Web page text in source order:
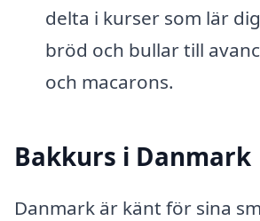
delta i kurser som lär
bröd och bullar till
och macarons.
Bakkurs i Danmark
Danmark är känt för sina